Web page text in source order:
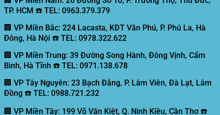
TP. HCM ☎️ TEL: 0963.379.379
🏢 VP Miền Bắc: 224 Lacasta, KĐT Văn Phú, P. Phú La, Hà
Đông, Hà Nội ☎️ TEL: 0978.322.622
🏢 VP Miền Trung: 39 Đường Song Hành, Đông Vịnh, Cẩm
Bình, Hà Tĩnh ☎️ TEL: 0971.138.678
🏢 VP Tây Nguyên: 23 Bạch Đằng, P. Lâm Viên, Đà Lạt, Lâm
Đồng ☎️ TEL: 0988.721.232
🏢 VP Miền Tây: 199 Võ Văn Kiệt, Q. Ninh Kiều, Cần Thơ ☎️